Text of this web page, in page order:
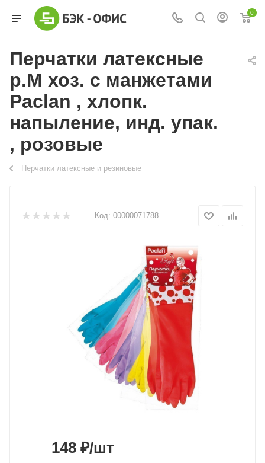
0
Перчатки латексные
р.M хоз. с манжетами
Paclan , хлопк.
напыление, инд. упак.
, розовые
Перчатки латексные и резиновые
Код: 00000071788
148 ₽/шт